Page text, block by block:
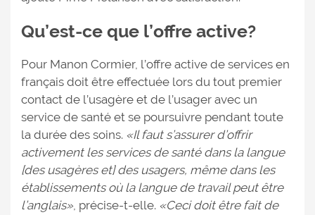
Qu’est-ce que l’offre active?
Pour Manon Cormier, l’offre active de services en
français doit être effectuée lors du tout premier
contact de l’usagère et de l’usager avec un
service de santé et se poursuivre pendant toute
la durée des soins. «Il faut s’assurer d’offrir
activement les services de santé dans la langue
[des usagères et] des usagers, même dans les
établissements où la langue de travail peut être
l’anglais», précise-t-elle. «Ceci doit être fait de